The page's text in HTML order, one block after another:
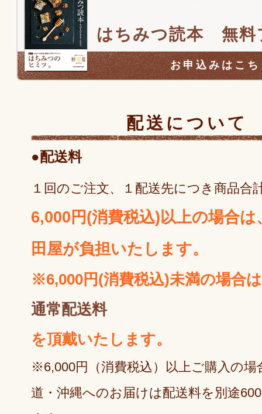
はちみつ読本 無料
お申込みはこ
配送について
●配送料
１回のご注文、１配送先につき商品合
6,000円(消費税込)以上の場合は
田屋が負担いたします。
※6,000円(消費税込)未満の場合
通常配送料
を頂戴いたします。
※6,000円（消費税込）以上ご購入の場
道・沖縄へのお届けは配送料を別途